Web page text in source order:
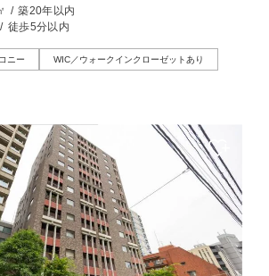
/ 築20年以内
/ 徒歩5分以内
ニー WIC／ウォークインクローゼットあり